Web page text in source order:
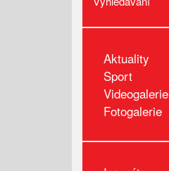
Aktuality
Sport
Videogalerie
Fotogalerie